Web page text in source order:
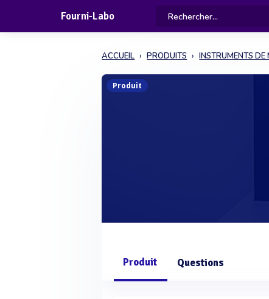
Fourni-Labo
ACCUEIL PRODUITS INSTRUMENTS DE
Produit
Produit Questions